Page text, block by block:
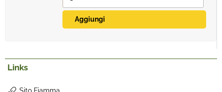
Links